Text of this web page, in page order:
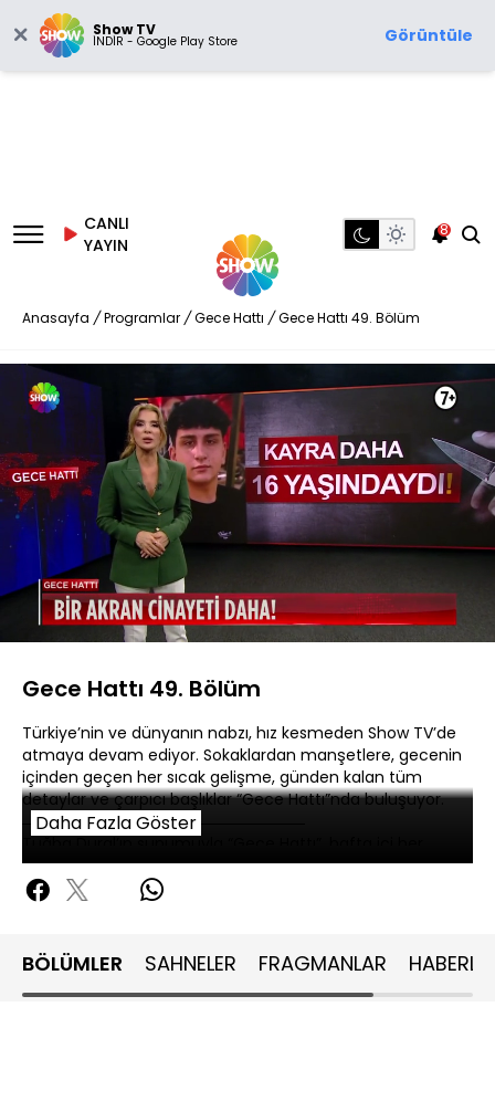
Show TV
İNDİR - Google Play Store Görüntüle
CANLI
YAYIN
8
Anasayfa / Programlar / Gece Hattı / Gece Hattı 49. Bölüm
Sesi
Aç
Yüklendi:
2.99%
Oynatma
Hızı
Gece Hattı 49. Bölüm
Türkiye’nin ve dünyanın nabzı, hız kesmeden Show TV’de
atmaya devam ediyor. Sokaklardan manşetlere, gecenin
içinden geçen her sıcak gelişme, günden kalan tüm
detaylar ve çarpıcı başlıklar “Gece Hattı”nda buluşuyor.
akşam Show TV’de.
Daha Fazla Göster
BÖLÜMLER SAHNELER FRAGMANLAR